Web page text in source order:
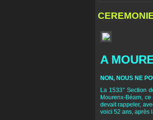
A
NON, NOUS NE
La 1533° Section
Mourenx-Béarn,
devait rappeler,
voici 52 ans, après